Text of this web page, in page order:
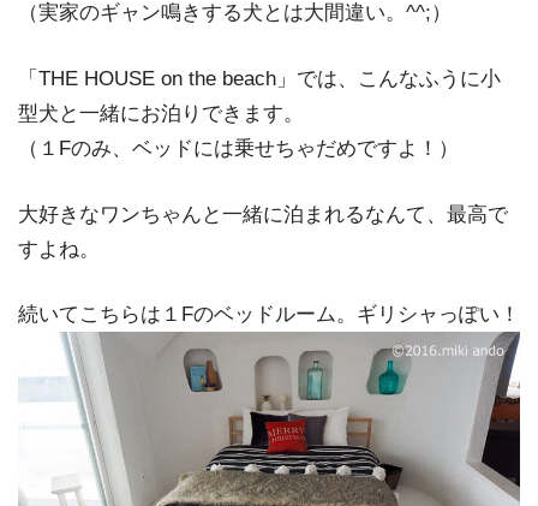
（実家のギャン鳴きする犬とは大間違い。^^;）
「THE HOUSE on the beach」では、こんなふうに小
型犬と一緒にお泊りできます。
（１Fのみ、ベッドには乗せちゃだめですよ！）
大好きなワンちゃんと一緒に泊まれるなんて、最高で
すよね。
続いてこちらは１Fのベッドルーム。ギリシャっぽい！